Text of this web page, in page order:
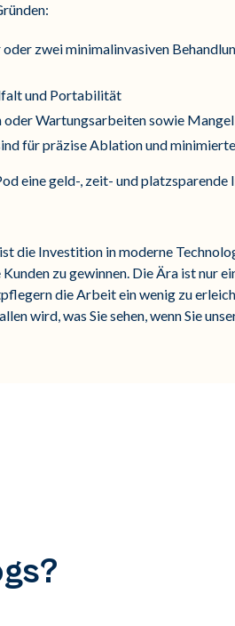
zwei minimalinvasiven
und Portabilität
Wartungsarbeiten sowie
für präzise Ablation und
eine geld-, zeit- und
die Investition in moderne
zu gewinnen. Die Ära ist nur
die Arbeit ein wenig zu
wird, was Sie sehen, wenn Sie